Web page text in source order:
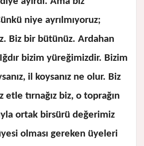
niye ayrılmıyoruz;
Biz bir bütünüz. Ardahan
Iğdır bizim yüreğimizdir. Bizim
il koysanız ne olur. Biz
etle tırnağız biz, o toprağın
ortak birsürü değerimiz
olması gereken üyeleri